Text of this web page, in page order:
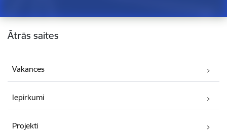
Kājene
Ātrās saites
Vakances
Iepirkumi
Projekti